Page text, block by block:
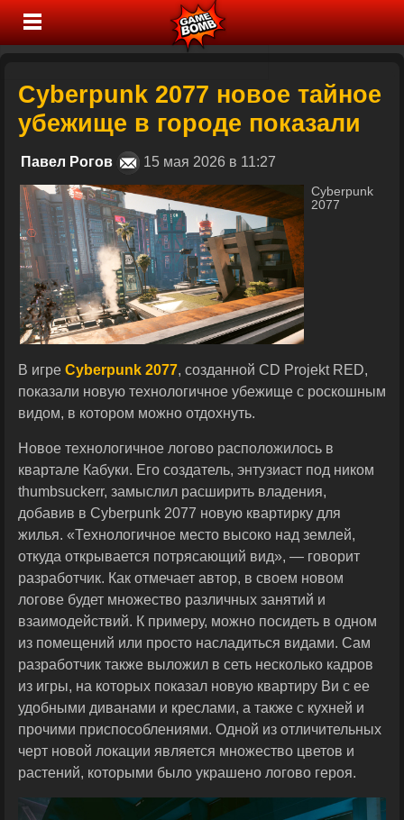
Cyberpunk 2077 новое тайное
убежище в городе показали
Павел Рогов 15 мая 2026 в 11:27
Cyberpunk
2077
В игре Cyberpunk 2077, созданной CD Projekt RED,
показали новую технологичное убежище с роскошным
видом, в котором можно отдохнуть.
Новое технологичное логово расположилось в
квартале Кабуки. Его создатель, энтузиаст под ником
thumbsuckerr, замыслил расширить владения,
добавив в Cyberpunk 2077 новую квартирку для
жилья. «Технологичное место высоко над землей,
откуда открывается потрясающий вид», — говорит
разработчик. Как отмечает автор, в своем новом
логове будет множество различных занятий и
взаимодействий. К примеру, можно посидеть в одном
из помещений или просто насладиться видами. Сам
разработчик также выложил в сеть несколько кадров
из игры, на которых показал новую квартиру Ви с ее
удобными диванами и креслами, а также с кухней и
прочими приспособлениями. Одной из отличительных
черт новой локации является множество цветов и
растений, которыми было украшено логово героя.